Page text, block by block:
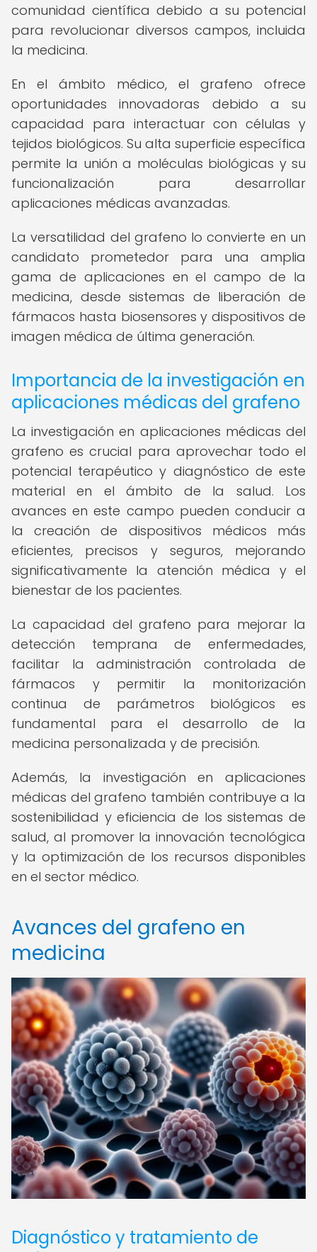
comunidad científica debido a su potencial
para revolucionar diversos campos, incluida
la medicina.
En el ámbito médico, el grafeno ofrece
oportunidades innovadoras debido a su
capacidad para interactuar con células y
tejidos biológicos. Su alta superficie específica
permite la unión a moléculas biológicas y su
funcionalización para desarrollar
aplicaciones médicas avanzadas.
La versatilidad del grafeno lo convierte en un
candidato prometedor para una amplia
gama de aplicaciones en el campo de la
medicina, desde sistemas de liberación de
fármacos hasta biosensores y dispositivos de
imagen médica de última generación.
Importancia de la investigación en
aplicaciones médicas del grafeno
La investigación en aplicaciones médicas del
grafeno es crucial para aprovechar todo el
potencial terapéutico y diagnóstico de este
material en el ámbito de la salud. Los
avances en este campo pueden conducir a
la creación de dispositivos médicos más
eficientes, precisos y seguros, mejorando
significativamente la atención médica y el
bienestar de los pacientes.
La capacidad del grafeno para mejorar la
detección temprana de enfermedades,
facilitar la administración controlada de
fármacos y permitir la monitorización
continua de parámetros biológicos es
fundamental para el desarrollo de la
medicina personalizada y de precisión.
Además, la investigación en aplicaciones
médicas del grafeno también contribuye a la
sostenibilidad y eficiencia de los sistemas de
salud, al promover la innovación tecnológica
y la optimización de los recursos disponibles
en el sector médico.
Avances del grafeno en
medicina
Diagnóstico y tratamiento de